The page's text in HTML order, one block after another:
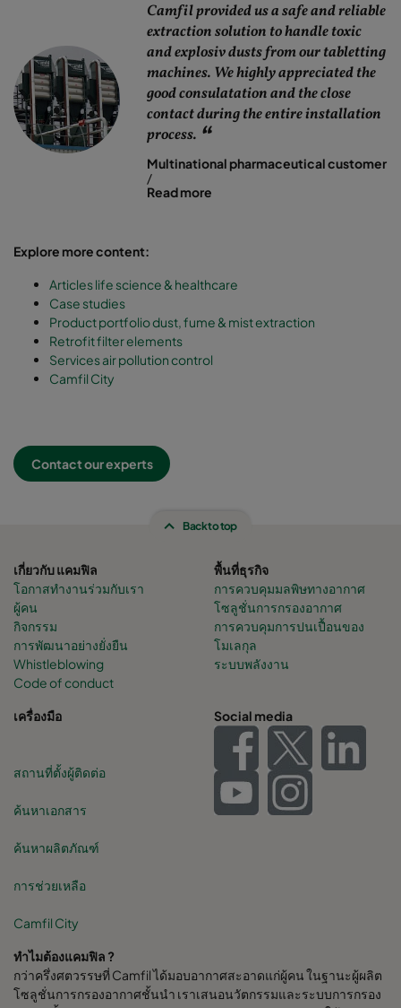
Camfil provided us a safe and reliable
extraction solution to handle toxic
and explosiv dusts from our tabletting
machines. We highly appreciated the
good consulatation and the close
contact during the entire installation
process.
Multinational pharmaceutical customer
/
Read more
Explore more content:
Articles life science & healthcare
Case studies
Product portfolio dust, fume & mist extraction
Retrofit filter elements
Services air pollution control
Camfil City
Contact our experts
Back to top
เกี่ยวกับ แคมฟิล
โอกาสทำงานร่วมกับเรา
ผู้คน
กิจกรรม
การพัฒนาอย่างยั่งยืน
Whistleblowing
Code of conduct
พื้นที่ธุรกิจ
การควบคุมมลพิษทางอากาศ
โซลูชั่นการกรองอากาศ
การควบคุมการปนเปื้อนของ
โมเลกุล
ระบบพลังงาน
เครื่องมือ
สถานที่ตั้งผู้ติดต่อ
ค้นหาเอกสาร
ค้นหาผลิตภัณฑ์
การช่วยเหลือ
Camfil City
Social media
ทำไมต้องแคมฟิล ?
กว่าครึ่งศตวรรษที่ Camfil ได้มอบอากาศสะอาดแก่ผู้คน ในฐานะผู้ผลิต
โซลูชั่นการกรองอากาศชั้นนำ เราเสนอนวัตกรรมและระบบการกรอง